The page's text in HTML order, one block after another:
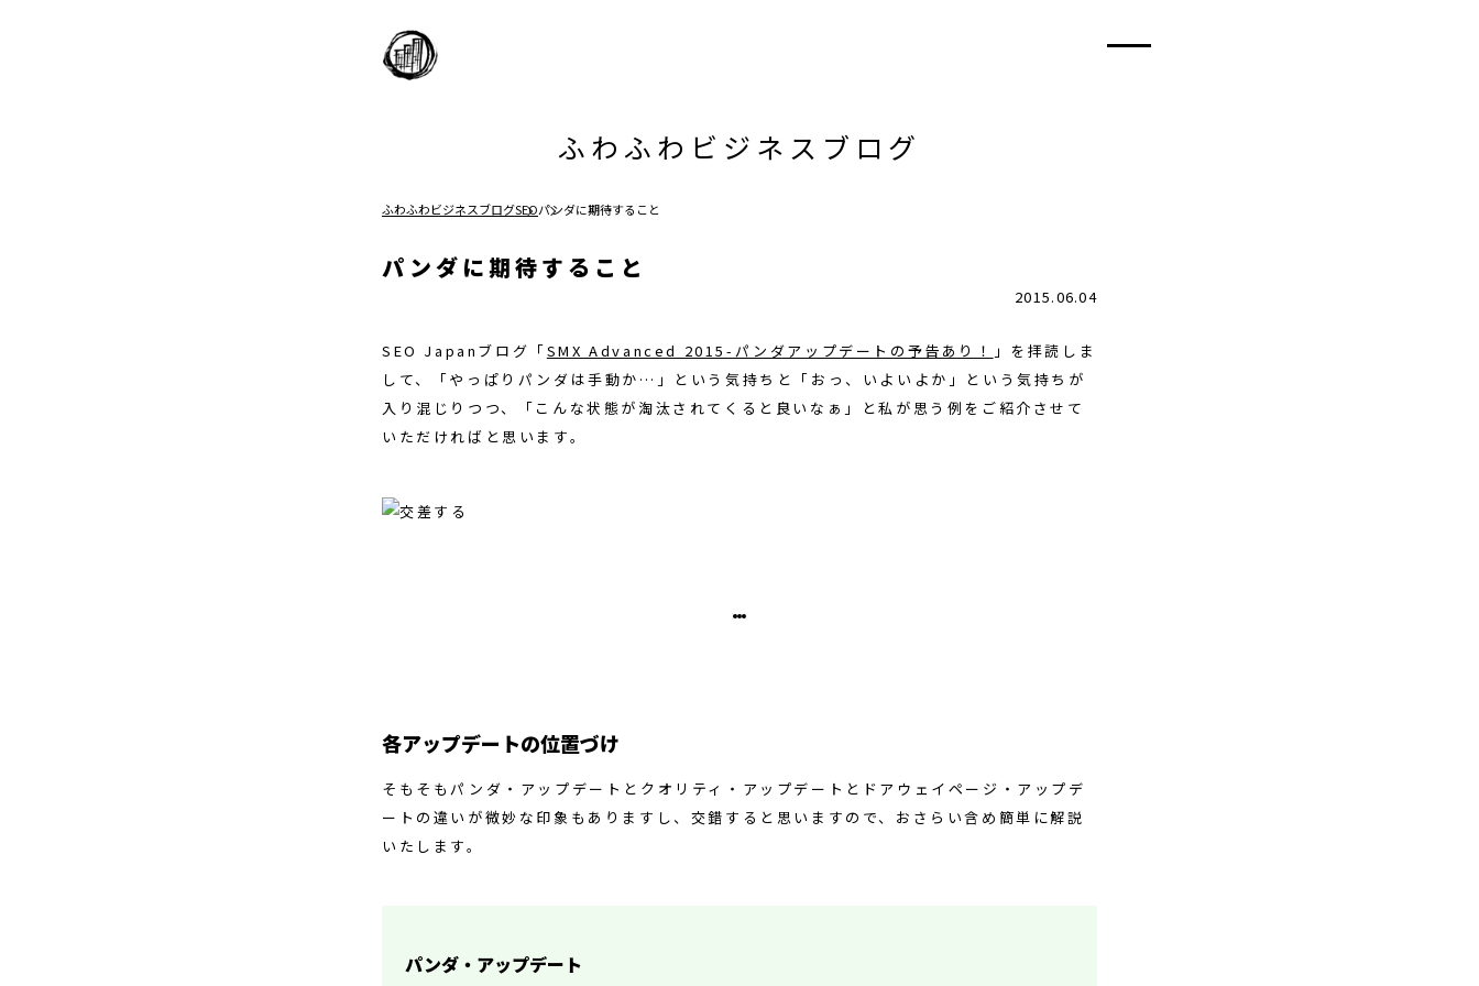
ふわふわビジネスブログ
ふわふわビジネスブログSEOパンダに期待すること
パンダに期待すること
2015.06.04
SEO Japanブログ「SMX Advanced 2015-パンダアップデートの予告あり！
」を拝読しま
して、「やっぱりパンダは手動か…」という気持ちと「おっ、いよいよか」という気持ちが
入り混じりつつ、「こんな状態が淘汰されてくると良いなぁ」と私が思う例をご紹介させて
いただければと思います。
各アップデートの位置づけ
そもそもパンダ・アップデートとクオリティ・アップデートとドアウェイページ・アップデ
ートの違いが微妙な印象もありますし、交錯すると思いますので、おさらい含め簡単に解説
いたします。
パンダ・アップデート